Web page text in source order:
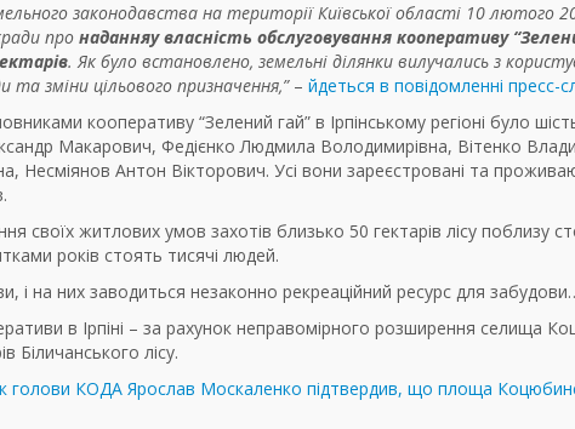
законодавства на території Київської області 10 лютого
про наданняу власність обслуговування кооперативу
. Як було встановлено, земельні ділянки вилучались з
та зміни цільового призначення,”– йдеться в повідомленні пресс-
кооперативу “Зелений гай” в Ірпінському регіоні було
Макарович, Федієнко Людмила Володимирівна, Вітенко
Несміянов Антон Вікторович. Усі вони зареєстровані та
своїх житлових умов захотів близько 50 гектарів лісу поблизу
років стоять тисячі людей.
і на них заводиться незаконно рекреаційний ресурс для
в Ірпіні – за рахунок неправомірного розширення селища
Біличанського лісу.
голови КОДА Ярослав Москаленко підтвердив, що площа